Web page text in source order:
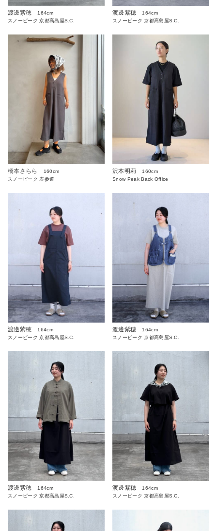
渡邊紫穂
164cm
スノーピーク 京都高島屋S.C.
渡邊紫穂
164cm
スノーピーク 京都高島屋S.C.
橋本さらら
160cm
スノーピーク 表参道
沢本明莉
160cm
Snow Peak Back Office
渡邊紫穂
164cm
スノーピーク 京都高島屋S.C.
渡邊紫穂
164cm
スノーピーク 京都高島屋S.C.
渡邊紫穂
164cm
スノーピーク 京都高島屋S.C.
渡邊紫穂
164cm
スノーピーク 京都高島屋S.C.